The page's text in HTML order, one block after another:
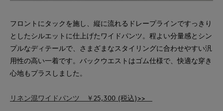
フロントにタックを施し、縦に流れるドレープラインですっきり
としたシルエットに仕上げたワイドパンツ。程よい分量感とシン
プルなディテールで、さまざまなスタイリングに合わせやすい汎
用性の高い一着です。バックウエストはゴム仕様で、快適な穿き
心地もプラスしました。
リネン混ワイドパンツ ￥25,300 (税込)>>